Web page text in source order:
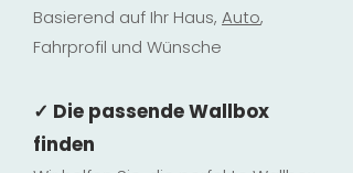
Basierend auf Ihr Haus, Auto,
Fahrprofil und Wünsche
✓ Die passende Wallbox
finden